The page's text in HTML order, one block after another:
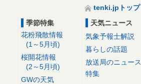
tenki.jpトップ
季節特集
花粉飛散情報
(1～5月頃)
桜開花情報
(2～5月頃)
GWの天気
天気ニュース
気象予報士解説
暮らしの話題
放送局のニュース
特集